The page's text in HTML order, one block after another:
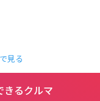
見る
きるクルマ